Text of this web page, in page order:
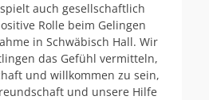
auch gesellschaftlich
Rolle beim Gelingen
in Schwäbisch Hall. Wir
das Gefühl vermitteln,
und willkommen zu sein,
und unsere Hilfe